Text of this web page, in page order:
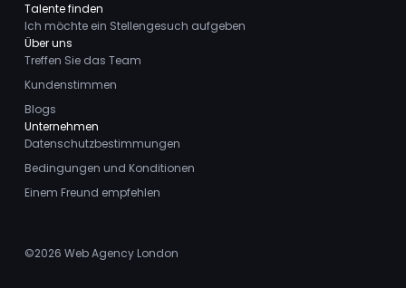
Talente finden
Ich möchte ein Stellengesuch aufgeben
Über uns
Treffen Sie das Team
Kundenstimmen
Blogs
Unternehmen
Datenschutzbestimmungen
Bedingungen und Konditionen
Einem Freund empfehlen
©2026 Web Agency London